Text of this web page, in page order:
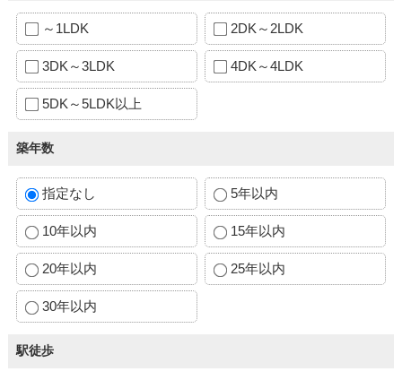
～1LDK 2DK～2LDK
3DK～3LDK 4DK～4LDK
5DK～5LDK以上
築年数
指定なし 5年以内
10年以内 15年以内
20年以内 25年以内
30年以内
駅徒歩